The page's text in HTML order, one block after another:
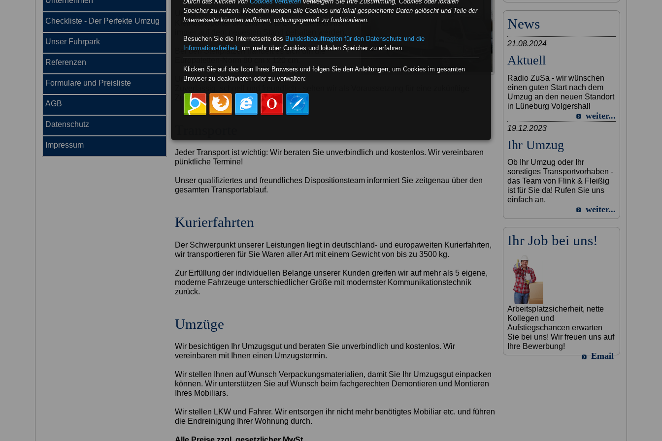
Checkliste - Der Perfekte Umzug
Unser Fuhrpark
Referenzen
Formulare und Preisliste
AGB
Datenschutz
Impressum
Unser Fuhrpark umfasst über 5 Fahrzeuge vom
Kleintransporter bis zum 7.5 to LKW, die technisch
Bei den Stellplätzen handelt es sich um die
Europaletten-Norm 80 cm x 120 cm.
Unsere Maxime lautet...
Zusammenarbeit.
Jeder Transport ist wichtig: Wir beraten Sie unverbindlich und kostenlos. Wir vereinbaren
pünktliche Termine!
Unser qualifiziertes und freundliches Dispositionsteam informiert Sie zeitgenau über den
gesamten Transportablauf.
Kurierfahrten
Der Schwerpunkt unserer Leistungen liegt in deutschland- und europaweiten Kurierfahrten,
wir transportieren für Sie Waren aller Art mit einem Gewicht von bis zu 3500 kg.
Zur Erfüllung der individuellen Belange unserer Kunden greifen wir auf mehr als 5 eigene,
moderne Fahrzeuge unterschiedlicher Größe mit modernster Kommunikationstechnik
zurück.
Umzüge
Wir besichtigen Ihr Umzugsgut und beraten Sie unverbindlich und kostenlos. Wir
vereinbaren mit Ihnen einen Umzugstermin.
Wir stellen Ihnen auf Wunsch Verpackungsmaterialien, damit Sie Ihr Umzugsgut einpacken
können. Wir unterstützen Sie auf Wunsch beim fachgerechten Demontieren und Montieren
Ihres Mobiliars.
Wir stellen LKW und Fahrer. Wir entsorgen ihr nicht mehr benötigtes Mobiliar etc. und führen
die Endreinigung Ihrer Wohnung durch.
News
21.08.2024
Aktuell
Radio ZuSa - wir wünschen
einen guten Start nach dem
Umzug an den neuen Standort
in Lüneburg Volgershall
weiter...
19.12.2023
Ihr Umzug
Ob Ihr Umzug oder Ihr
sonstiges Transportvorhaben -
das Team von Flink & Fleißig
ist für Sie da! Rufen Sie uns
einfach an.
weiter...
Ihr Job bei uns!
Arbeitsplatzsicherheit, nette
Kollegen und
Aufstiegschancen erwarten
Sie bei uns! Wir freuen uns auf
Ihre Bewerbung!
Email
Speicher zu nutzen. Weiterhin werden alle Cookies und lokal gespeicherte Daten gelöscht und Teile der
Internetseite könnten aufhören, ordnungsgemäß zu funktionieren.
Besuchen Sie die Internetseite des Bundesbeauftragten für den Datenschutz und die
Informationsfreiheit, um mehr über Cookies und lokalen Speicher zu erfahren.
Klicken Sie auf das Icon Ihres Browsers und folgen Sie den Anleitungen, um Cookies im gesamten
Browser zu deaktivieren oder zu verwalten: